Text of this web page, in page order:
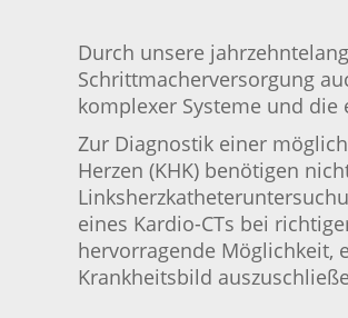
Durch unsere
Schrittmacherversorgung
komplexer Systeme und
Zur Diagnostik einer
Herzen (KHK) benötigen
eines Kardio-CTs bei
hervorragende Möglichkeit,
Krankheitsbild